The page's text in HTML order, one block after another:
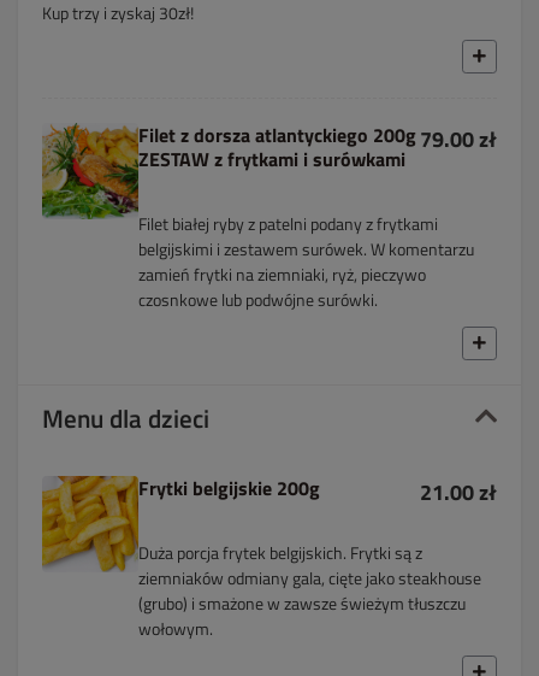
Kup trzy i zyskaj 30zł!
Filet z dorsza atlantyckiego 200g
ZESTAW z frytkami i surówkami
79.00 zł
Filet białej ryby z patelni podany z frytkami
belgijskimi i zestawem surówek. W komentarzu
zamień frytki na ziemniaki, ryż, pieczywo
czosnkowe lub podwójne surówki.
Menu dla dzieci
Frytki belgijskie 200g 21.00 zł
Duża porcja frytek belgijskich. Frytki są z
ziemniaków odmiany gala, cięte jako steakhouse
(grubo) i smażone w zawsze świeżym tłuszczu
wołowym.